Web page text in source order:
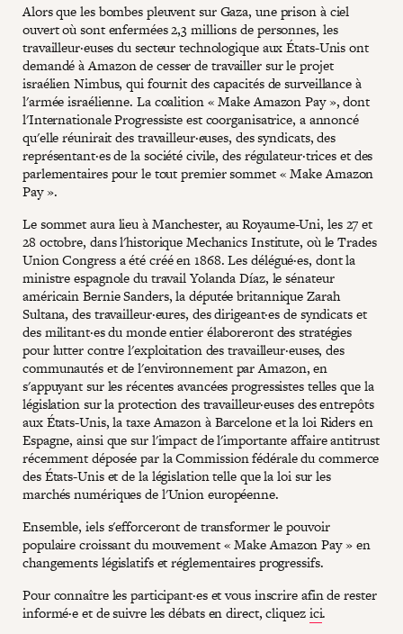
Alors que les bombes pleuvent sur Gaza, une prison à ciel
ouvert où sont enfermées 2,3 millions de personnes, les
travailleur·euses du secteur technologique aux États-Unis ont
demandé à Amazon de cesser de travailler sur le projet
israélien Nimbus, qui fournit des capacités de surveillance à
l'armée israélienne. La coalition « Make Amazon Pay », dont
l'Internationale Progressiste est coorganisatrice, a annoncé
qu'elle réunirait des travailleur·euses, des syndicats, des
représentant·es de la société civile, des régulateur·trices et des
parlementaires pour le tout premier sommet « Make Amazon
Pay ».
Le sommet aura lieu à Manchester, au Royaume-Uni, les 27 et
28 octobre, dans l'historique Mechanics Institute, où le Trades
Union Congress a été créé en 1868. Les délégué·es, dont la
ministre espagnole du travail Yolanda Díaz, le sénateur
américain Bernie Sanders, la députée britannique Zarah
Sultana, des travailleur·eures, des dirigeant·es de syndicats et
des militant·es du monde entier élaboreront des stratégies
pour lutter contre l'exploitation des travailleur·euses, des
communautés et de l'environnement par Amazon, en
s'appuyant sur les récentes avancées progressistes telles que la
législation sur la protection des travailleur·euses des entrepôts
aux États-Unis, la taxe Amazon à Barcelone et la loi Riders en
Espagne, ainsi que sur l'impact de l'importante affaire antitrust
récemment déposée par la Commission fédérale du commerce
des États-Unis et de la législation telle que la loi sur les
marchés numériques de l'Union européenne.
Ensemble, iels s'efforceront de transformer le pouvoir
populaire croissant du mouvement « Make Amazon Pay » en
changements législatifs et réglementaires progressifs.
Pour connaître les participant·es et vous inscrire afin de rester
informé·e et de suivre les débats en direct, cliquezici.